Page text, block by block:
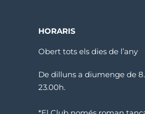
HORARIS
Obert tots els dies de l’any
De dilluns a diumenge de
23.00h.